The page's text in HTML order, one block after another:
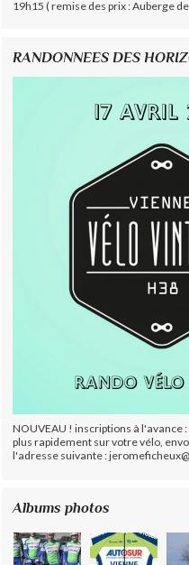
19h15 ( remise des prix : Auberge
RANDONNEES DES
NOUVEAU ! inscriptions à
plus rapidement sur votre vélo,
l'adresse suivante :
Albums photos